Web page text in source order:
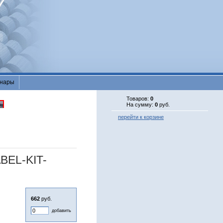
KIT-
662 руб.
добавить
Товаров: 0
На сумму: 0 руб.
перейти к корзине